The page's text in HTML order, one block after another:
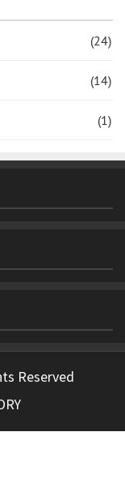
(24)
(14)
(1)
Reserved